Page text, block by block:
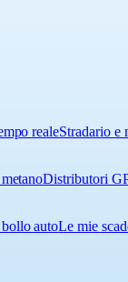
realeStradario e
Distributori
autoLe mie